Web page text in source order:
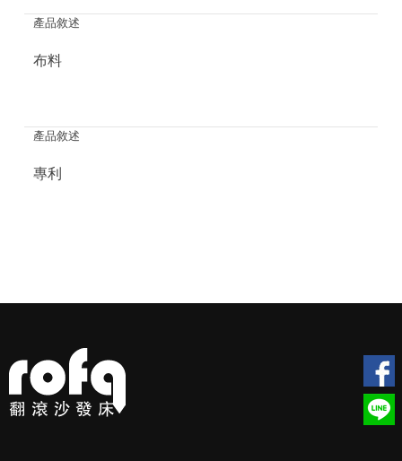
產品敘述
布料
產品敘述
專利